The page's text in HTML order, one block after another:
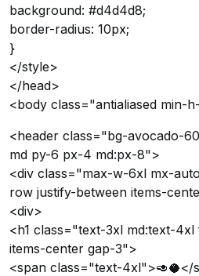
background: #d4d4d8;
border-radius: 10px;
}
</style>
</head>
<body class="antialiased min-
<header class="bg-avocado-
md py-6 px-4 md:px-8">
<div class="max-w-6xl mx-
row justify-between items-
<div>
<h1 class="text-3xl md:text-
items-center gap-3">
<span class="text-4xl">🥑🥥</